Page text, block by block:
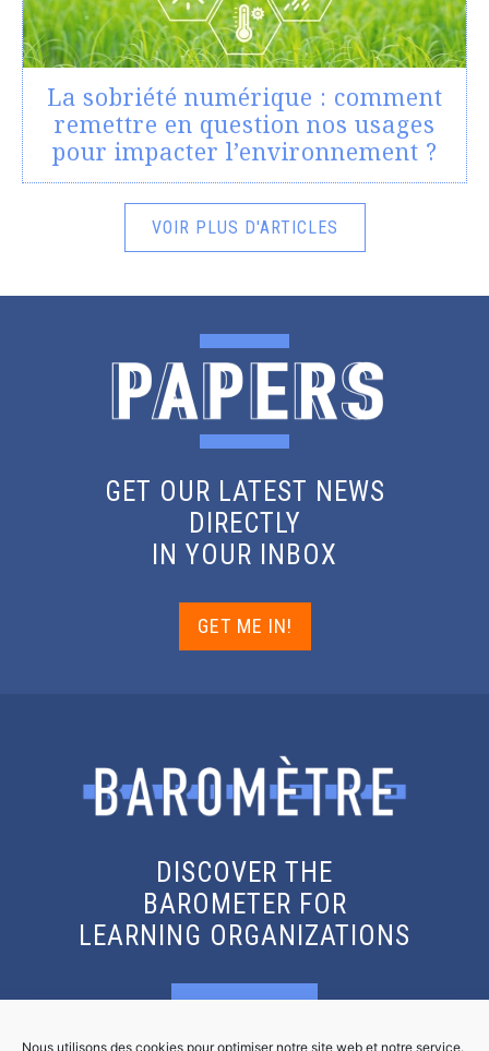
Nous utilisons des cookies pour optimiser notre site web et notre service.
La sobriété numérique : comment
remettre en question nos usages
pour impacter l’environnement ?
VOIR PLUS D'ARTICLES
GET OUR LATEST NEWS
DIRECTLY
IN YOUR INBOX
GET ME IN!
DISCOVER THE
BAROMETER FOR
LEARNING ORGANIZATIONS
KNOW MORE